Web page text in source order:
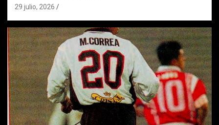
29 julio, 2026